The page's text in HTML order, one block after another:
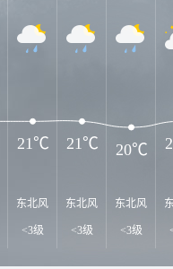
东北风
<3级
东北风
<3级
东北风
<3级
21℃ 21℃ 20℃